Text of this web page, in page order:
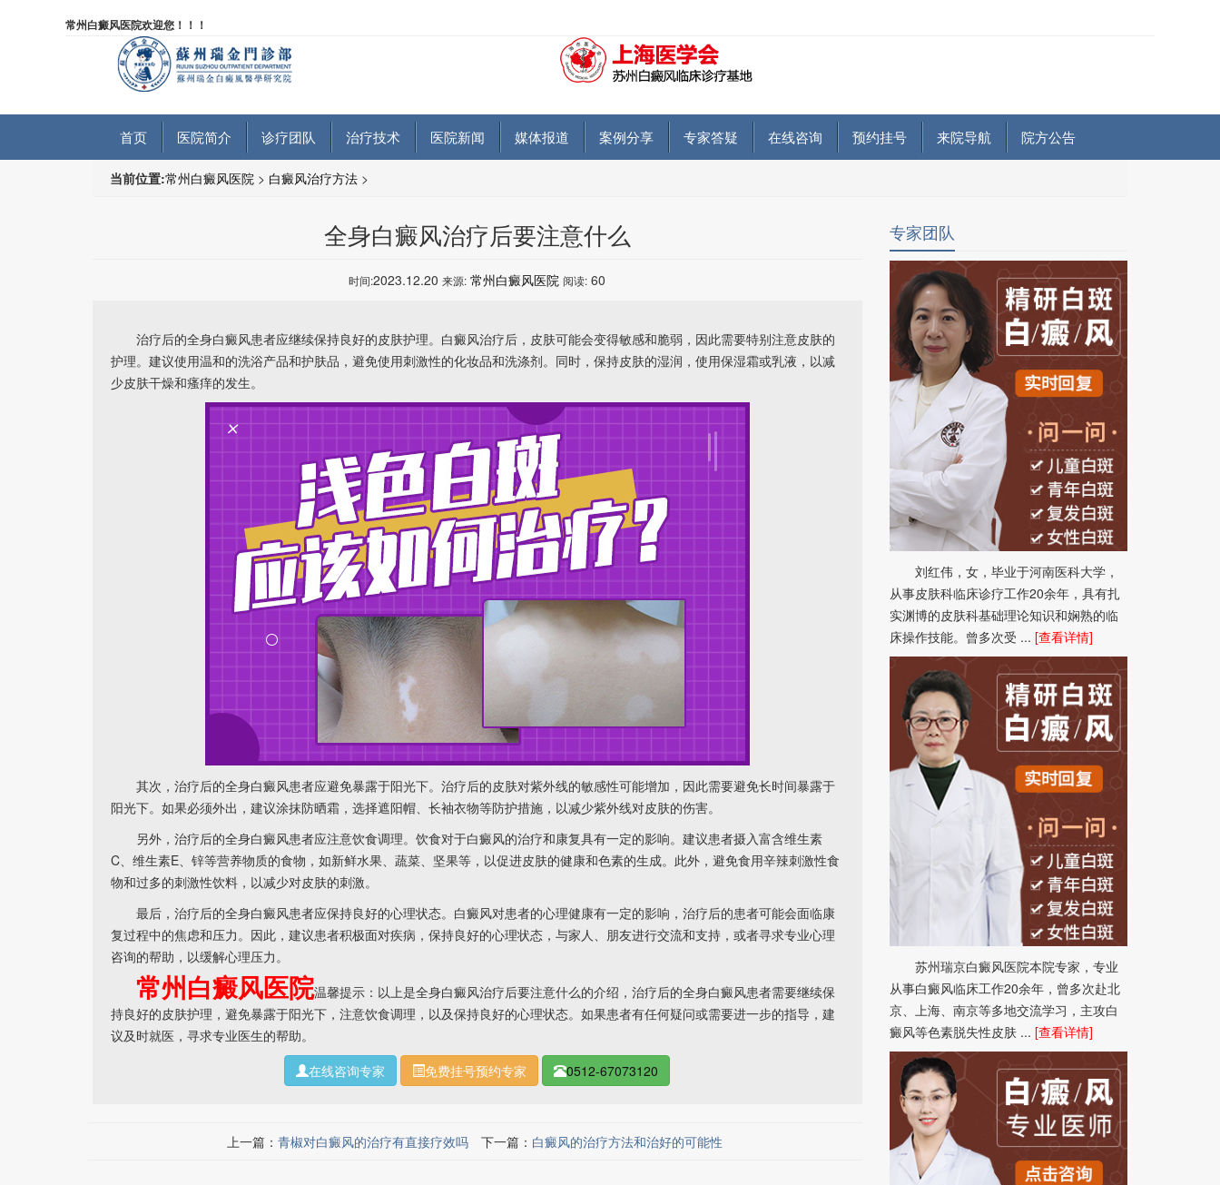
常州白癜风医院欢迎您！！！
首页 医院简介 诊疗团队 治疗技术 医院新闻 媒体报道 案例分享 专家答疑 在线咨询 预约挂号 来院导航 院方公告
当前位置:常州白癜风医院 > 白癜风治疗方法 >
全身白癜风治疗后要注意什么
时间:2023.12.20来源: 常州白癜风医院 阅读: 60
治疗后的全身白癜风患者应继续保持良好的皮肤护理。白癜风治疗后，皮肤可能会变得敏感和脆弱，因此需要特别注意皮肤的
护理。建议使用温和的洗浴产品和护肤品，避免使用刺激性的化妆品和洗涤剂。同时，保持皮肤的湿润，使用保湿霜或乳液，以减
少皮肤干燥和瘙痒的发生。
其次，治疗后的全身白癜风患者应避免暴露于阳光下。治疗后的皮肤对紫外线的敏感性可能增加，因此需要避免长时间暴露于
阳光下。如果必须外出，建议涂抹防晒霜，选择遮阳帽、长袖衣物等防护措施，以减少紫外线对皮肤的伤害。
另外，治疗后的全身白癜风患者应注意饮食调理。饮食对于白癜风的治疗和康复具有一定的影响。建议患者摄入富含维生素
C、维生素E、锌等营养物质的食物，如新鲜水果、蔬菜、坚果等，以促进皮肤的健康和色素的生成。此外，避免食用辛辣刺激性食
物和过多的刺激性饮料，以减少对皮肤的刺激。
最后，治疗后的全身白癜风患者应保持良好的心理状态。白癜风对患者的心理健康有一定的影响，治疗后的患者可能会面临康
复过程中的焦虑和压力。因此，建议患者积极面对疾病，保持良好的心理状态，与家人、朋友进行交流和支持，或者寻求专业心理
咨询的帮助，以缓解心理压力。
常州白癜风医院温馨提示：以上是全身白癜风治疗后要注意什么的介绍，治疗后的全身白癜风患者需要继续保
持良好的皮肤护理，避免暴露于阳光下，注意饮食调理，以及保持良好的心理状态。如果患者有任何疑问或需要进一步的指导，建
议及时就医，寻求专业医生的帮助。
在线咨询专家
免费挂号预约专家 0512-67073120
上一篇：青椒对白癜风的治疗有直接疗效吗 下一篇： 白癜风的治疗方法和治好的可能性
专家团队
刘红伟，女，毕业于河南医科大学，
从事皮肤科临床诊疗工作20余年，具有扎
实渊博的皮肤科基础理论知识和娴熟的临
床操作技能。曾多次受 ... [查看详情]
苏州瑞京白癜风医院本院专家，专业
从事白癜风临床工作20余年，曾多次赴北
京、上海、南京等多地交流学习，主攻白
癜风等色素脱失性皮肤 ... [查看详情]